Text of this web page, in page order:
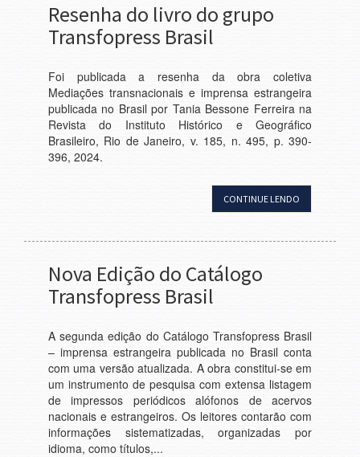
Resenha do livro do grupo
Transfopress Brasil
Foi publicada a resenha da obra coletiva
Mediações transnacionais e imprensa estrangeira
publicada no Brasil por Tania Bessone Ferreira na
Revista do Instituto Histórico e Geográfico
Brasileiro, Rio de Janeiro, v. 185, n. 495, p. 390-
396, 2024.
CONTINUE LENDO
Nova Edição do Catálogo
Transfopress Brasil
A segunda edição do Catálogo Transfopress Brasil
– imprensa estrangeira publicada no Brasil conta
com uma versão atualizada. A obra constitui-se em
um instrumento de pesquisa com extensa listagem
de impressos periódicos alófonos de acervos
nacionais e estrangeiros. Os leitores contarão com
informações sistematizadas, organizadas por
idioma, como títulos,...